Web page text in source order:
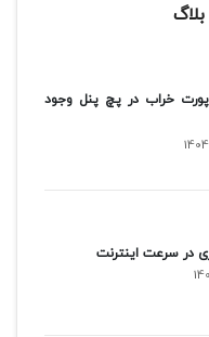
خراب در پچ پنل وجود
در سرعت اینترنت